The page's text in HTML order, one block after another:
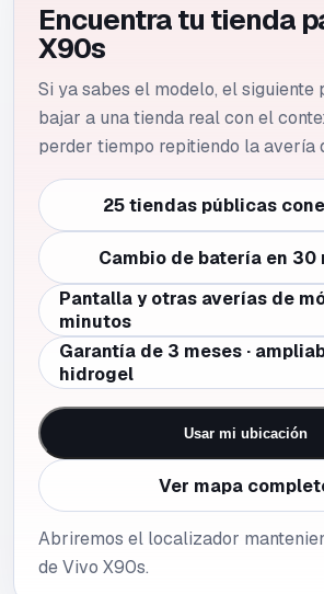
Encuentra tu tienda
X90s
Si ya sabes el modelo, el siguiente
bajar a una tienda real con el
perder tiempo repitiendo la avería
25 tiendas públicas
Cambio de batería en 30
Pantalla y otras averías de
minutos
Garantía de 3 meses ·
hidrogel
Usar mi ubicación
Ver mapa
Abriremos el localizador
de Vivo X90s.